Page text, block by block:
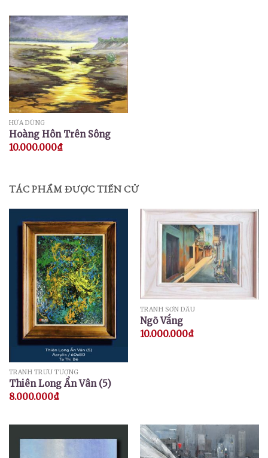
HỨA DŨNG
Hoàng Hôn Trên Sông
10.000.000₫
TÁC PHẨM ĐƯỢC TIẾN CỬ
TRANH TRỪU TƯỢNG
Thiên Long Ẩn Vân (5)
8.000.000₫
TRANH SƠN DẦU
Ngõ Vắng
10.000.000₫